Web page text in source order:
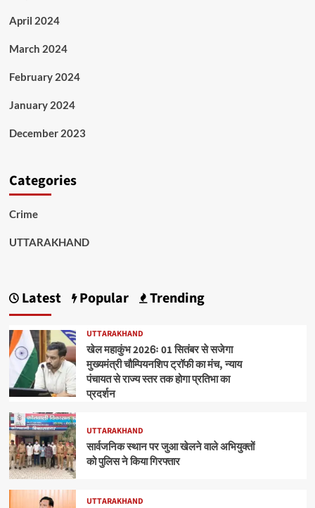
April 2024
March 2024
February 2024
January 2024
December 2023
Categories
Crime
UTTARAKHAND
Latest Popular Trending
UTTARAKHAND
खेल महाकुंभ 2026ः 01 सितंबर से सजेगा
मुख्यमंत्री चौम्पियनशिप ट्रॉफी का मंच, न्याय
पंचायत से राज्य स्तर तक होगा प्रतिभा का
प्रदर्शन
UTTARAKHAND
सार्वजनिक स्थान पर जुआ खेलने वाले अभियुक्तों
को पुलिस ने किया गिरफ्तार
UTTARAKHAND